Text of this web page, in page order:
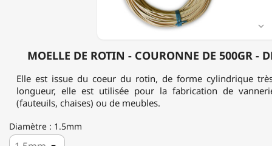
MOELLE DE ROTIN - COURONNE DE 500GR -

Elle est issue du coeur du rotin, de forme cylindrique
longueur, elle est utilisée pour la fabrication de
(fauteuils, chaises) ou de meubles.
Diamètre : 1.5mm